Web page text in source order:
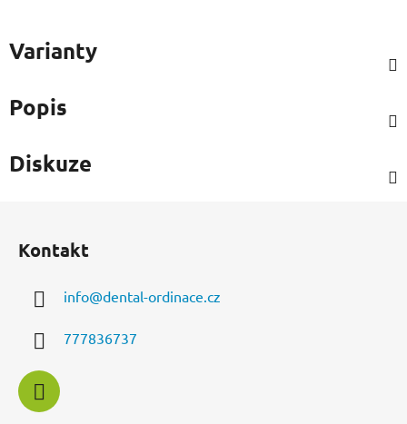
Varianty
Popis
Diskuze
Kontakt
info@dental-ordinace.cz
777836737